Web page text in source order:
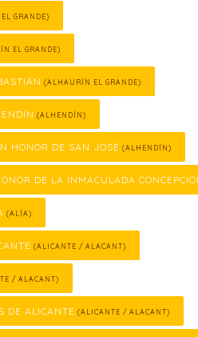
GRANDE)
EL GRANDE)
(ALHAURÍN EL GRANDE)
(ALHENDÍN)
HONOR DE SAN JOSÉ (ALHENDÍN)
DE LA INMACULADA
(ALÍA)
(ALICANTE / ALACANT)
/ ALACANT)
DE ALICANTE (ALICANTE / ALACANT)